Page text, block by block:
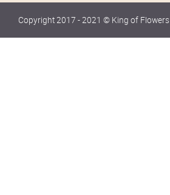
Copyright 2017 - 2021 © King of Flowers